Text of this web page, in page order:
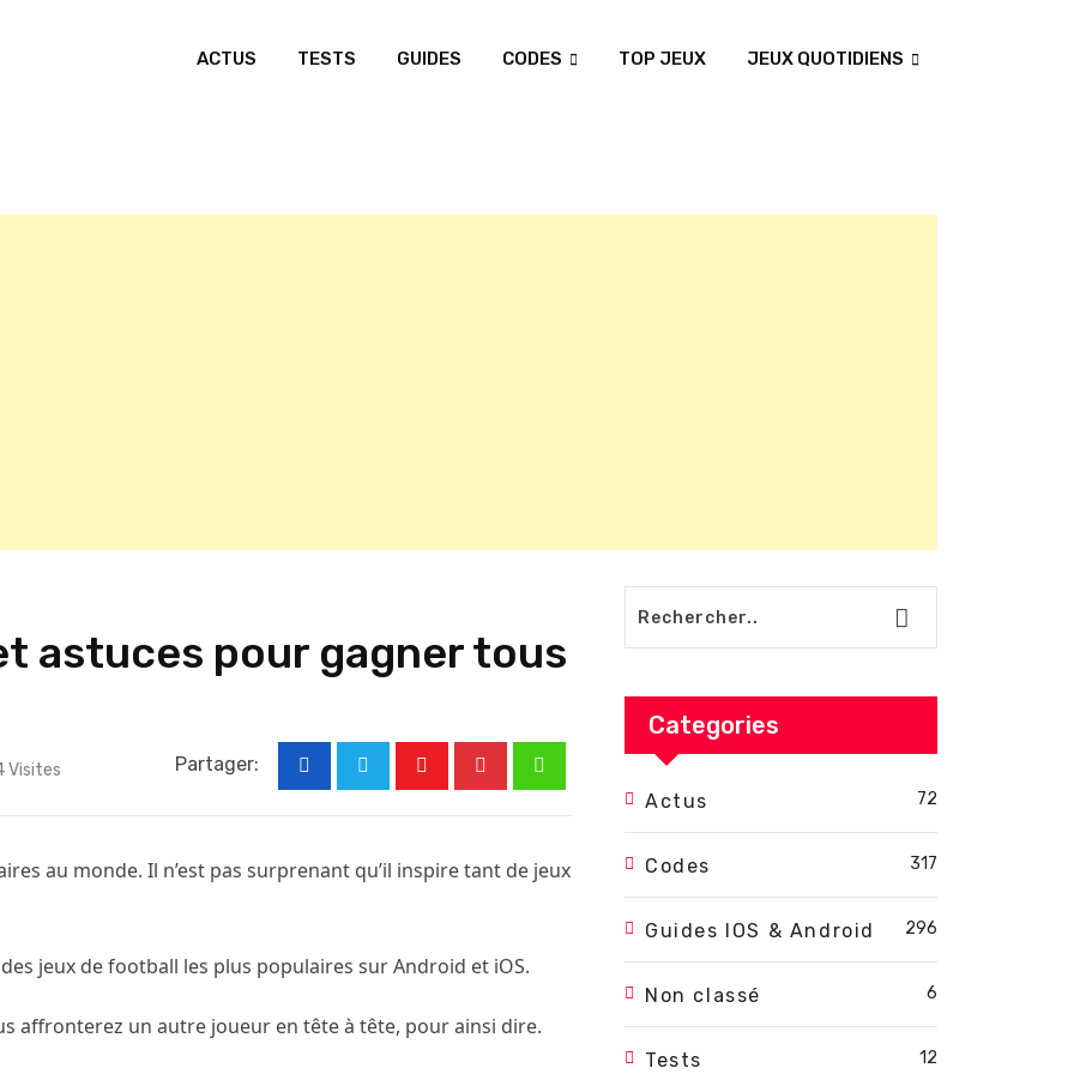
ACTUS TESTS GUIDES CODES TOP JEUX JEUX QUOTIDIENS
astuces pour gagner tous
Visites Partager:
au monde. Il n’est pas surprenant qu’il inspire tant de jeux
jeux de football les plus populaires sur Android et iOS.
affronterez un autre joueur en tête à tête, pour ainsi dire.
Categories
Actus 72
Codes 317
Guides IOS & Android 296
Non classé 6
Tests 12